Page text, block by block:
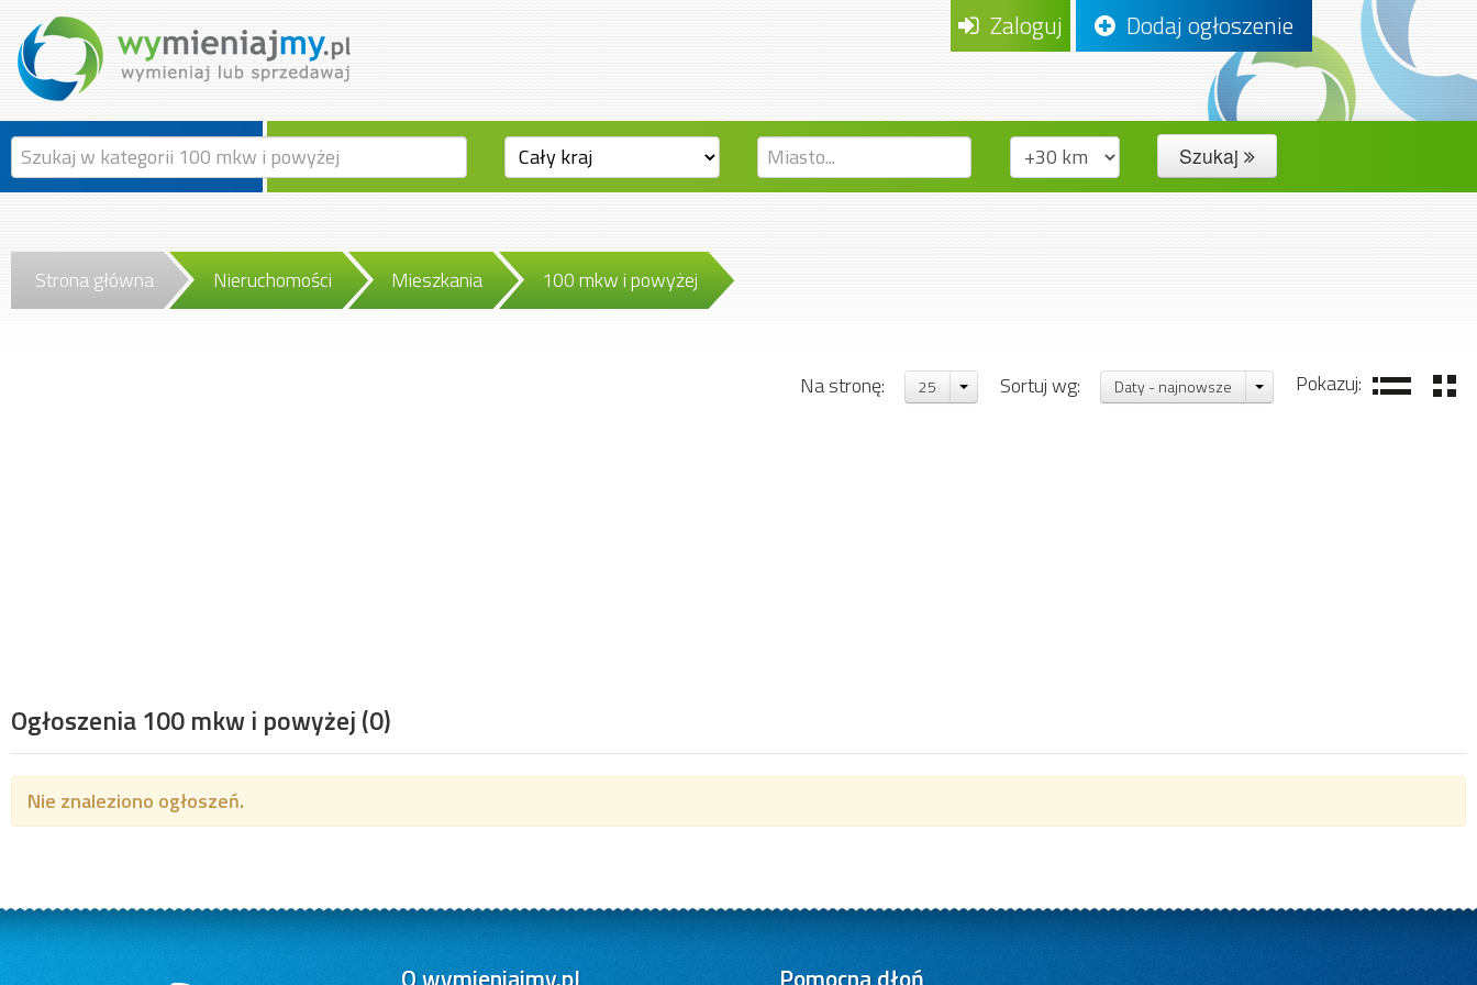
Zaloguj Dodaj ogłoszenie
Szukaj
Strona główna Nieruchomości Mieszkania 100 mkw i powyżej
Ogłoszenia 100 mkw i powyżej(0)
Pokazuj:
Sortuj wg: Daty - najnowsze
Na stronę: 25
Nie znaleziono ogłoszeń.